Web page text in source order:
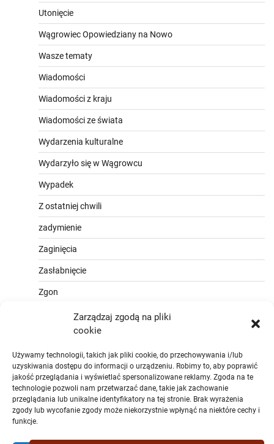
Zarządzaj zgodą na pliki
cookie
Używamy technologii, takich jak pliki cookie, do przechowywania i/lub
uzyskiwania dostępu do informacji o urządzeniu. Robimy to, aby poprawić
jakość przeglądania i wyświetlać spersonalizowane reklamy. Zgoda na te
technologie pozwoli nam przetwarzać dane, takie jak zachowanie
przeglądania lub unikalne identyfikatory na tej stronie. Brak wyrażenia
zgody lub wycofanie zgody może niekorzystnie wpłynąć na niektóre cechy i
funkcje.
Utonięcie
Wągrowiec Opowiedziany na Nowo
Wasze tematy
Wiadomości
Wiadomości z kraju
Wiadomości ze świata
Wydarzenia kulturalne
Wydarzyło się w Wągrowcu
Wypadek
Z ostatniej chwili
zadymienie
Zaginięcia
Zasłabnięcie
Zgon